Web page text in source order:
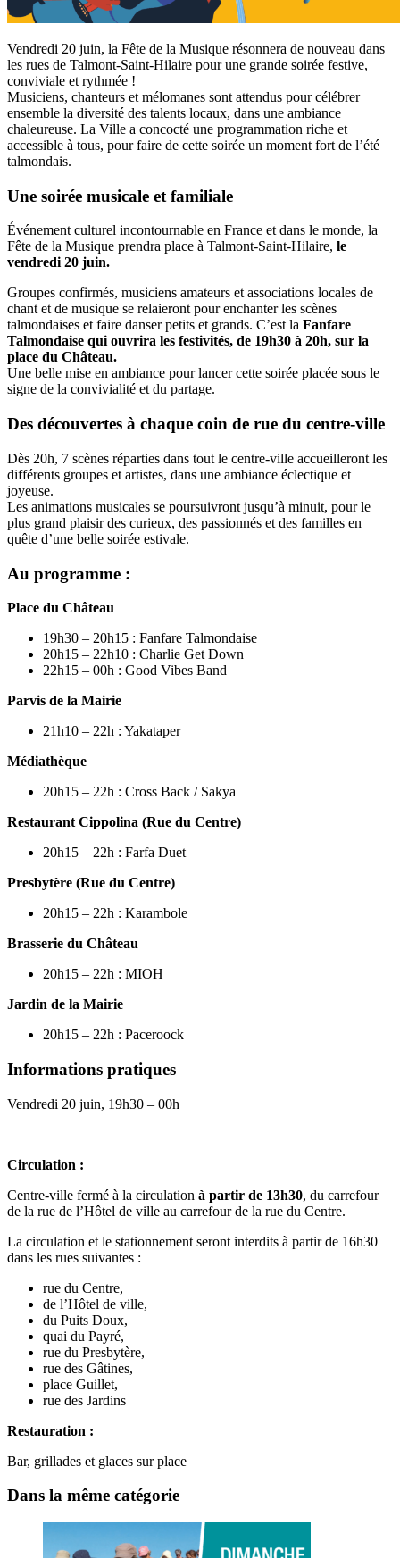
Vendredi 20 juin, la Fête de la Musique résonnera de nouveau dans
les rues de Talmont-Saint-Hilaire pour une grande soirée festive,
conviviale et rythmée !
Musiciens, chanteurs et mélomanes sont attendus pour célébrer
ensemble la diversité des talents locaux, dans une ambiance
chaleureuse. La Ville a concocté une programmation riche et
accessible à tous, pour faire de cette soirée un moment fort de l’été
talmondais.
Une soirée musicale et familiale
Événement culturel incontournable en France et dans le monde, la
Fête de la Musique prendra place à Talmont-Saint-Hilaire, le
vendredi 20 juin.
Groupes confirmés, musiciens amateurs et associations locales de
chant et de musique se relaieront pour enchanter les scènes
talmondaises et faire danser petits et grands. C’est la Fanfare
Talmondaise qui ouvrira les festivités, de 19h30 à 20h, sur la
place du Château.
Une belle mise en ambiance pour lancer cette soirée placée sous le
signe de la convivialité et du partage.
Des découvertes à chaque coin de rue du centre-ville
Dès 20h, 7 scènes réparties dans tout le centre-ville accueilleront les
différents groupes et artistes, dans une ambiance éclectique et
joyeuse.
Les animations musicales se poursuivront jusqu’à minuit, pour le
plus grand plaisir des curieux, des passionnés et des familles en
quête d’une belle soirée estivale.
Au programme :
Place du Château
19h30 – 20h15 : Fanfare Talmondaise
20h15 – 22h10 : Charlie Get Down
22h15 – 00h : Good Vibes Band
Parvis de la Mairie
21h10 – 22h : Yakataper
Médiathèque
20h15 – 22h : Cross Back / Sakya
Restaurant Cippolina (Rue du Centre)
20h15 – 22h : Farfa Duet
Presbytère (Rue du Centre)
20h15 – 22h : Karambole
Brasserie du Château
20h15 – 22h : MIOH
Jardin de la Mairie
20h15 – 22h : Paceroock
Informations pratiques
Vendredi 20 juin, 19h30 – 00h
Circulation :
Centre-ville fermé à la circulation à partir de 13h30, du carrefour
de la rue de l’Hôtel de ville au carrefour de la rue du Centre.
La circulation et le stationnement seront interdits à partir de 16h30
dans les rues suivantes :
rue du Centre,
de l’Hôtel de ville,
du Puits Doux,
quai du Payré,
rue du Presbytère,
rue des Gâtines,
place Guillet,
rue des Jardins
Restauration :
Bar, grillades et glaces sur place
Dans la même catégorie